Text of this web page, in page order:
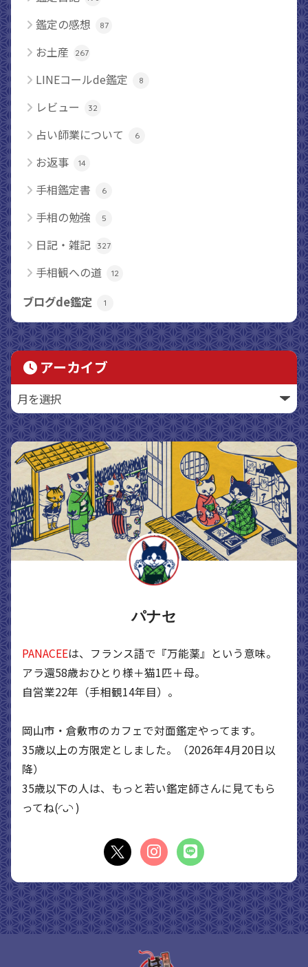
鑑定の感想 87
お土産 267
LINEコールde鑑定 8
レビュー 32
占い師業について 6
お返事 14
手相鑑定書 6
手相の勉強 5
日記・雑記 327
手相観への道 12
ブログde鑑定 1
アーカイブ
パナセ
PANACEEは、フランス語で『万能薬』という意味。
アラ還58歳おひとり様＋猫1匹＋母。
自営業22年（手相観14年目）。
岡山市・倉敷市のカフェで対面鑑定やってます。
35歳以上の方限定としました。（2026年4月20日以
降）
35歳以下の人は、もっと若い鑑定師さんに見てもら
ってね(◜ᴗ◝ )